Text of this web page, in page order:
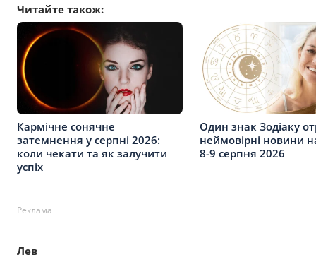
Читайте також:
Кармічне сонячне
затемнення у серпні 2026:
коли чекати та як залучити
успіх
Один знак Зодіаку
неймовірні новини
8-9 серпня 2026
Реклама
Лев